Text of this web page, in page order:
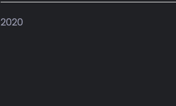
2020